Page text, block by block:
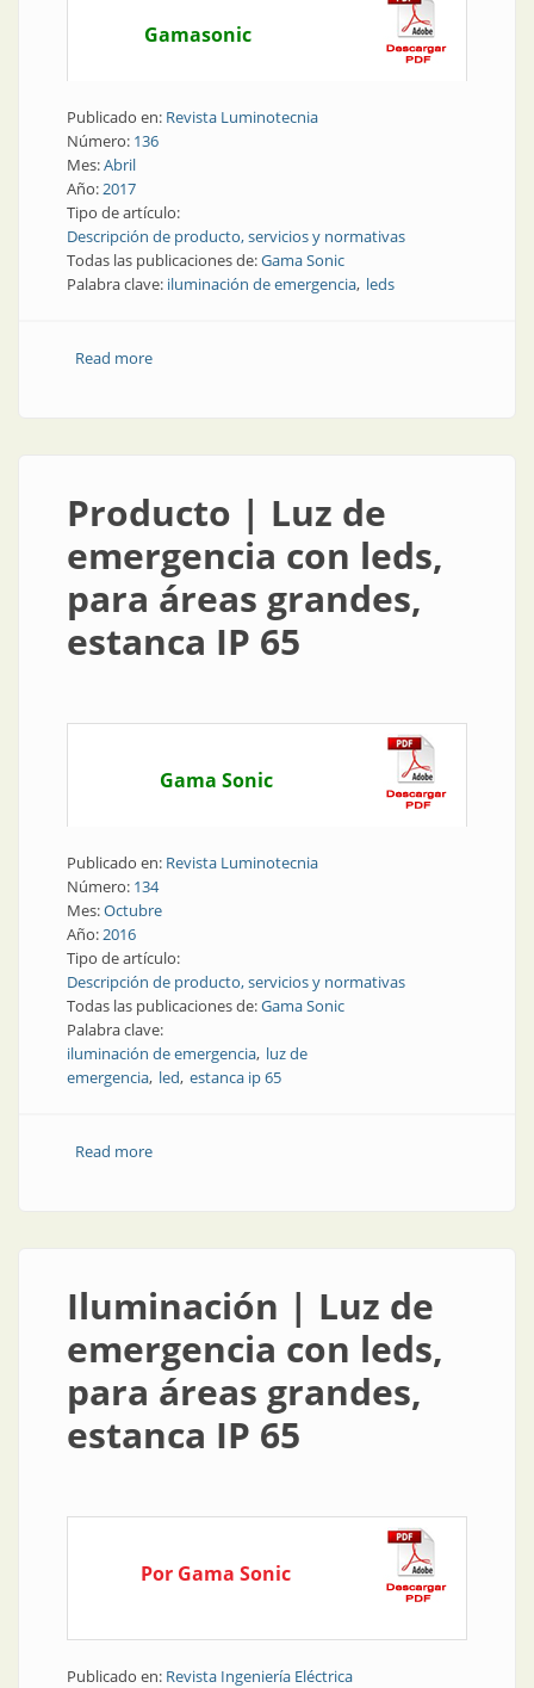
Gamasonic
Publicado en: Revista Luminotecnia
Número: 136
Mes:Abril
Año:2017
Tipo de artículo:
Descripción de producto, servicios y normativas
Todas las publicaciones de:Gama Sonic
Palabra clave: iluminación de emergencia leds
Read moreabout Producto | Nuevas tendencias en Iluminación
Producto | Luz de
emergencia con leds,
para áreas grandes,
estanca IP 65
Gama Sonic
Publicado en: Revista Luminotecnia
Número: 134
Mes:Octubre
Año:2016
Tipo de artículo:
Descripción de producto, servicios y normativas
Todas las publicaciones de:Gama Sonic
Palabra clave:
iluminación de emergencia luz de
emergencia led estanca ip 65
Read moreabout Producto | Luz de emergencia con leds, para
Iluminación | Luz de
emergencia con leds,
para áreas grandes,
estanca IP 65
Por Gama Sonic
Publicado en: Revista Ingeniería Eléctrica